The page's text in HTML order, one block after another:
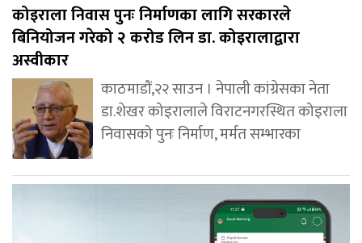
कोइराला निवास पुनः निर्माणका लागि सरकारले
बिनियोजन गरेको २ करोड लिन डा. कोइरालाद्वारा
अस्वीकार
काठमाडौं,२२ साउन । नेपाली कांग्रेसका नेता
डा.शेखर कोइरालाले विराटनगरस्थित कोइराला
निवासको पुनः निर्माण, मर्मत सम्भारका